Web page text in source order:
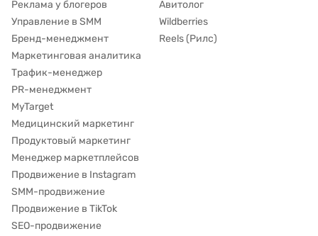
Реклама у блогеров
Управление в SMM
Бренд-менеджмент
Маркетинговая аналитика
Трафик-менеджер
PR-менеджмент
MyTarget
Медицинский маркетинг
Продуктовый маркетинг
Менеджер маркетплейсов
Продвижение в Instagram
SMM-продвижение
Продвижение в TikTok
SEO-продвижение
Авитолог
Wildberries
Reels (Рилс)